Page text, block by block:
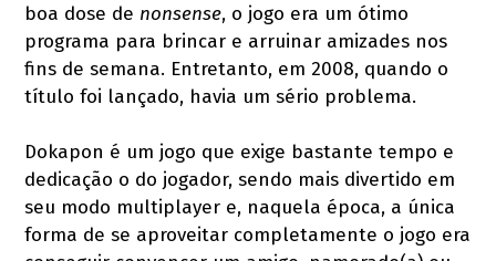
boa dose de nonsense, o jogo era um ótimo
programa para brincar e arruinar amizades nos
fins de semana. Entretanto, em 2008, quando o
título foi lançado, havia um sério problema.
Dokapon é um jogo que exige bastante tempo e
dedicação o do jogador, sendo mais divertido em
seu modo multiplayer e, naquela época, a única
forma de se aproveitar completamente o jogo era